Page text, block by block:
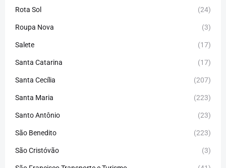
Rota Sol (24)
Roupa Nova (3)
Salete (17)
Santa Catarina (17)
Santa Cecília (207)
Santa Maria (223)
Santo Antônio (23)
São Benedito (223)
São Cristóvão (3)